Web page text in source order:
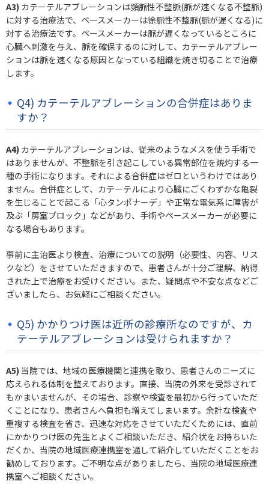
A3) カテーテルアブレーションは頻脈性不整脈(脈が速くなる不整脈)
に対する治療法で、ペースメーカーは徐脈性不整脈(脈が遅くなる)に
対する治療法です。ペースメーカーは脈が遅くなっているところに
心臓へ刺激を与え、脈を確保するのに対して、カテーテルアブレー
ションは脈を速くなる原因となっている組織を焼き切ることで治療
します。
Q4) カテーテルアブレーションの合併症はありま
すか？
A4) カテーテルアブレーションは、従来のようなメスを使う手術で
はありませんが、不整脈を引き起こしている異常部位を焼灼する一
種の手術になります。それによる合併症はゼロというわけではあり
ません。合併症として、カテーテルにより心臓にごくわずかな亀裂
を生じることで起こる「心タンポナーデ」や正常な電気系に障害が
及ぶ「房室ブロック」などがあり、手術やペースメーカーが必要に
なる場合もあります。
事前に主治医より検査、治療についての説明（必要性、内容、リス
クなど）をさせていただきますので、患者さんが十分ご理解、納得
された上で治療をお受けください。また、疑問点や不安な点などご
ざいましたら、お気軽にご相談ください。
Q5) かかりつけ医は近所の診療所なのですが、カ
テーテルアブレーションは受けられますか？
A5) 当院では、地域の医療機関と連携を取り、患者さんのニーズに
応えられる体制を整えております。直接、当院の外来を受診されて
もかまいませんが、その場合、診察や検査を最初から行っていただ
くことになり、患者さんへ負担も増えてしまいます。余計な検査や
重複する検査を省き、迅速な対応をさせていただくためには、直前
にかかりつけ医の先生とよくご相談いただき、紹介状をお持ちいた
だくか、当院の地域医療連携室を通して紹介していただくことをお
勧めしております。ご不明な点がありましたら、当院の地域医療連
携室へご相談ください。